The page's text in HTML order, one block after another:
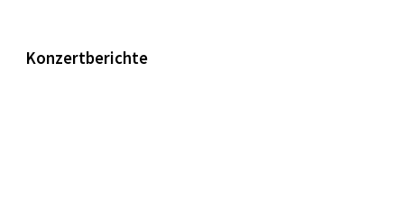
Konzertberichte